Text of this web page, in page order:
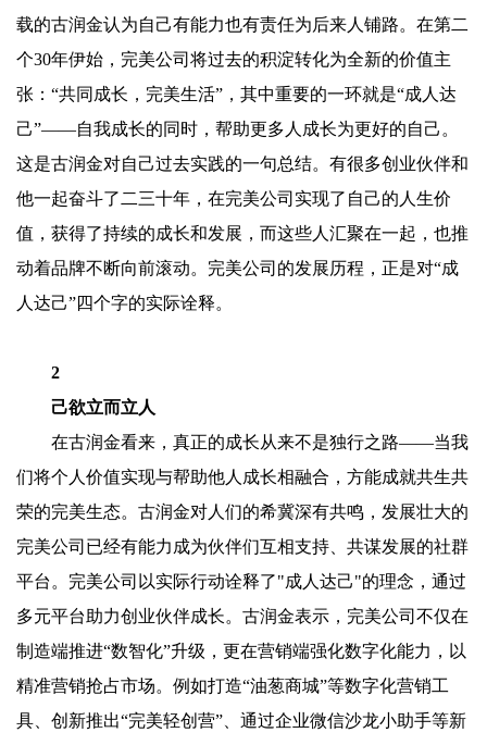
载的古润金认为自己有能力也有责任为后来人铺路。在第二
个30年伊始，完美公司将过去的积淀转化为全新的价值主
张：“共同成长，完美生活”，其中重要的一环就是“成人达
己”——自我成长的同时，帮助更多人成长为更好的自己。
这是古润金对自己过去实践的一句总结。有很多创业伙伴和
他一起奋斗了二三十年，在完美公司实现了自己的人生价
值，获得了持续的成长和发展，而这些人汇聚在一起，也推
动着品牌不断向前滚动。完美公司的发展历程，正是对“成
人达己”四个字的实际诠释。
2
己欲立而立人
在古润金看来，真正的成长从来不是独行之路——当我
们将个人价值实现与帮助他人成长相融合，方能成就共生共
荣的完美生态。古润金对人们的希冀深有共鸣，发展壮大的
完美公司已经有能力成为伙伴们互相支持、共谋发展的社群
平台。完美公司以实际行动诠释了"成人达己"的理念，通过
多元平台助力创业伙伴成长。古润金表示，完美公司不仅在
制造端推进“数智化”升级，更在营销端强化数字化能力，以
精准营销抢占市场。例如打造“油葱商城”等数字化营销工
具、创新推出“完美轻创营”、通过企业微信沙龙小助手等新